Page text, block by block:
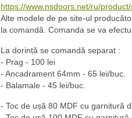
https://www.nsdoors.net/ru/
Alte modele de pe site-ul
la comandă. Comanda se va
La dorință se comandă separat :
- Prag - 100 lei
- Ancadrament 64mm - 65 lei/buc.
- Balamale - 45 lei/buc.
- Toc de ușă 80 MDF cu garnitură